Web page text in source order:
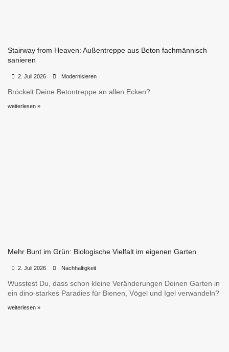
Stairway from Heaven: Außentreppe aus Beton fachmännisch
sanieren
2. Juli 2026 Modernisieren
Bröckelt Deine Betontreppe an allen Ecken?
weiterlesen »
Mehr Bunt im Grün: Biologische Vielfalt im eigenen Garten
2. Juli 2026 Nachhaltigkeit
Wusstest Du, dass schon kleine Veränderungen Deinen Garten in
ein dino-starkes Paradies für Bienen, Vögel und Igel verwandeln?
weiterlesen »